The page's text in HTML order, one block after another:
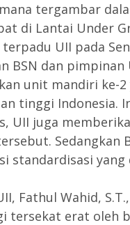
tergambar
di Lantai Under
UII pada
BSN dan pimpinan
unit mandiri ke-
tinggi Indonesia.
UII juga
Sedangkan
standardisasi
Fathul Wahid,
tersekat erat oleh